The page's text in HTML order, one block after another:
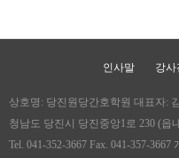
인사말 강사
상호명: 당진원당간호학원 대표자:
청남도 당진시 당진중앙1로 230 (읍
Tel. 041-352-3667 Fax. 041-357-